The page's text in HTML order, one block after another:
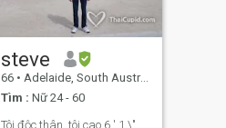
steve
66 • Adelaide, South Australia, Úc
Tìm : Nữ 24 - 60
Tôi độc thân, tôi cao 6 ' 1 \".